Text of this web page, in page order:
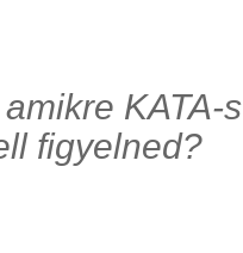
KATA-s
figyelned?